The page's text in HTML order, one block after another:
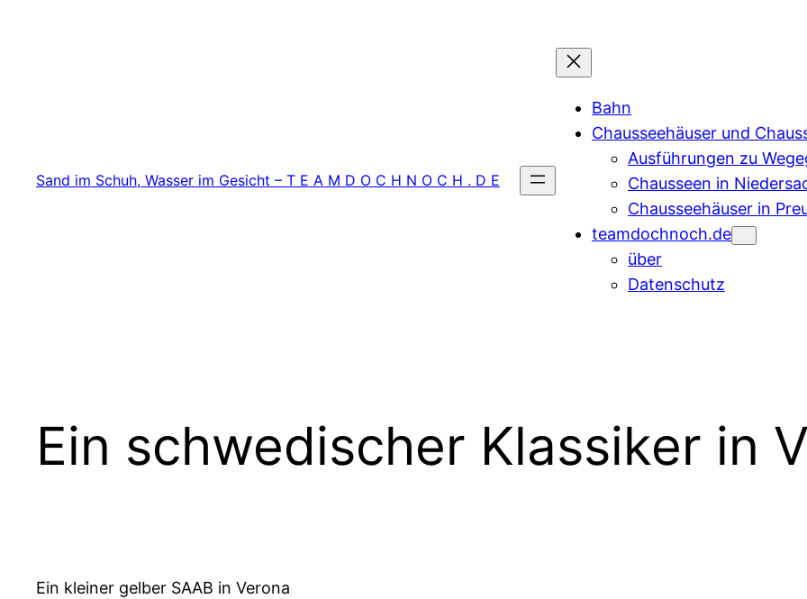
Sand im Schuh, Wasser im Gesicht – T E A M D O C H N O C H . D E
Bahn
Chausseehäuser und
Ausführungen zu
Chausseen in
Chausseehäuser in
teamdochnoch.de
über
Datenschutz
Ein schwedischer Klassiker in
Ein kleiner gelber SAAB in Verona